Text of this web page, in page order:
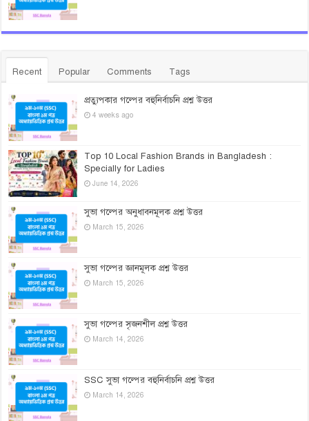
Recent Popular Comments Tags
প্রত্যুপকার গল্পের বহুনির্বাচনি প্রশ্ন উত্তর
4 weeks ago
Top 10 Local Fashion Brands in Bangladesh :
Specially for Ladies
June 14, 2026
সুভা গল্পের অনুধাবনমূলক প্রশ্ন উত্তর
March 15, 2026
সুভা গল্পের জ্ঞানমূলক প্রশ্ন উত্তর
March 15, 2026
সুভা গল্পের সৃজনশীল প্রশ্ন উত্তর
March 14, 2026
SSC সুভা গল্পের বহুনির্বাচনি প্রশ্ন উত্তর
March 14, 2026